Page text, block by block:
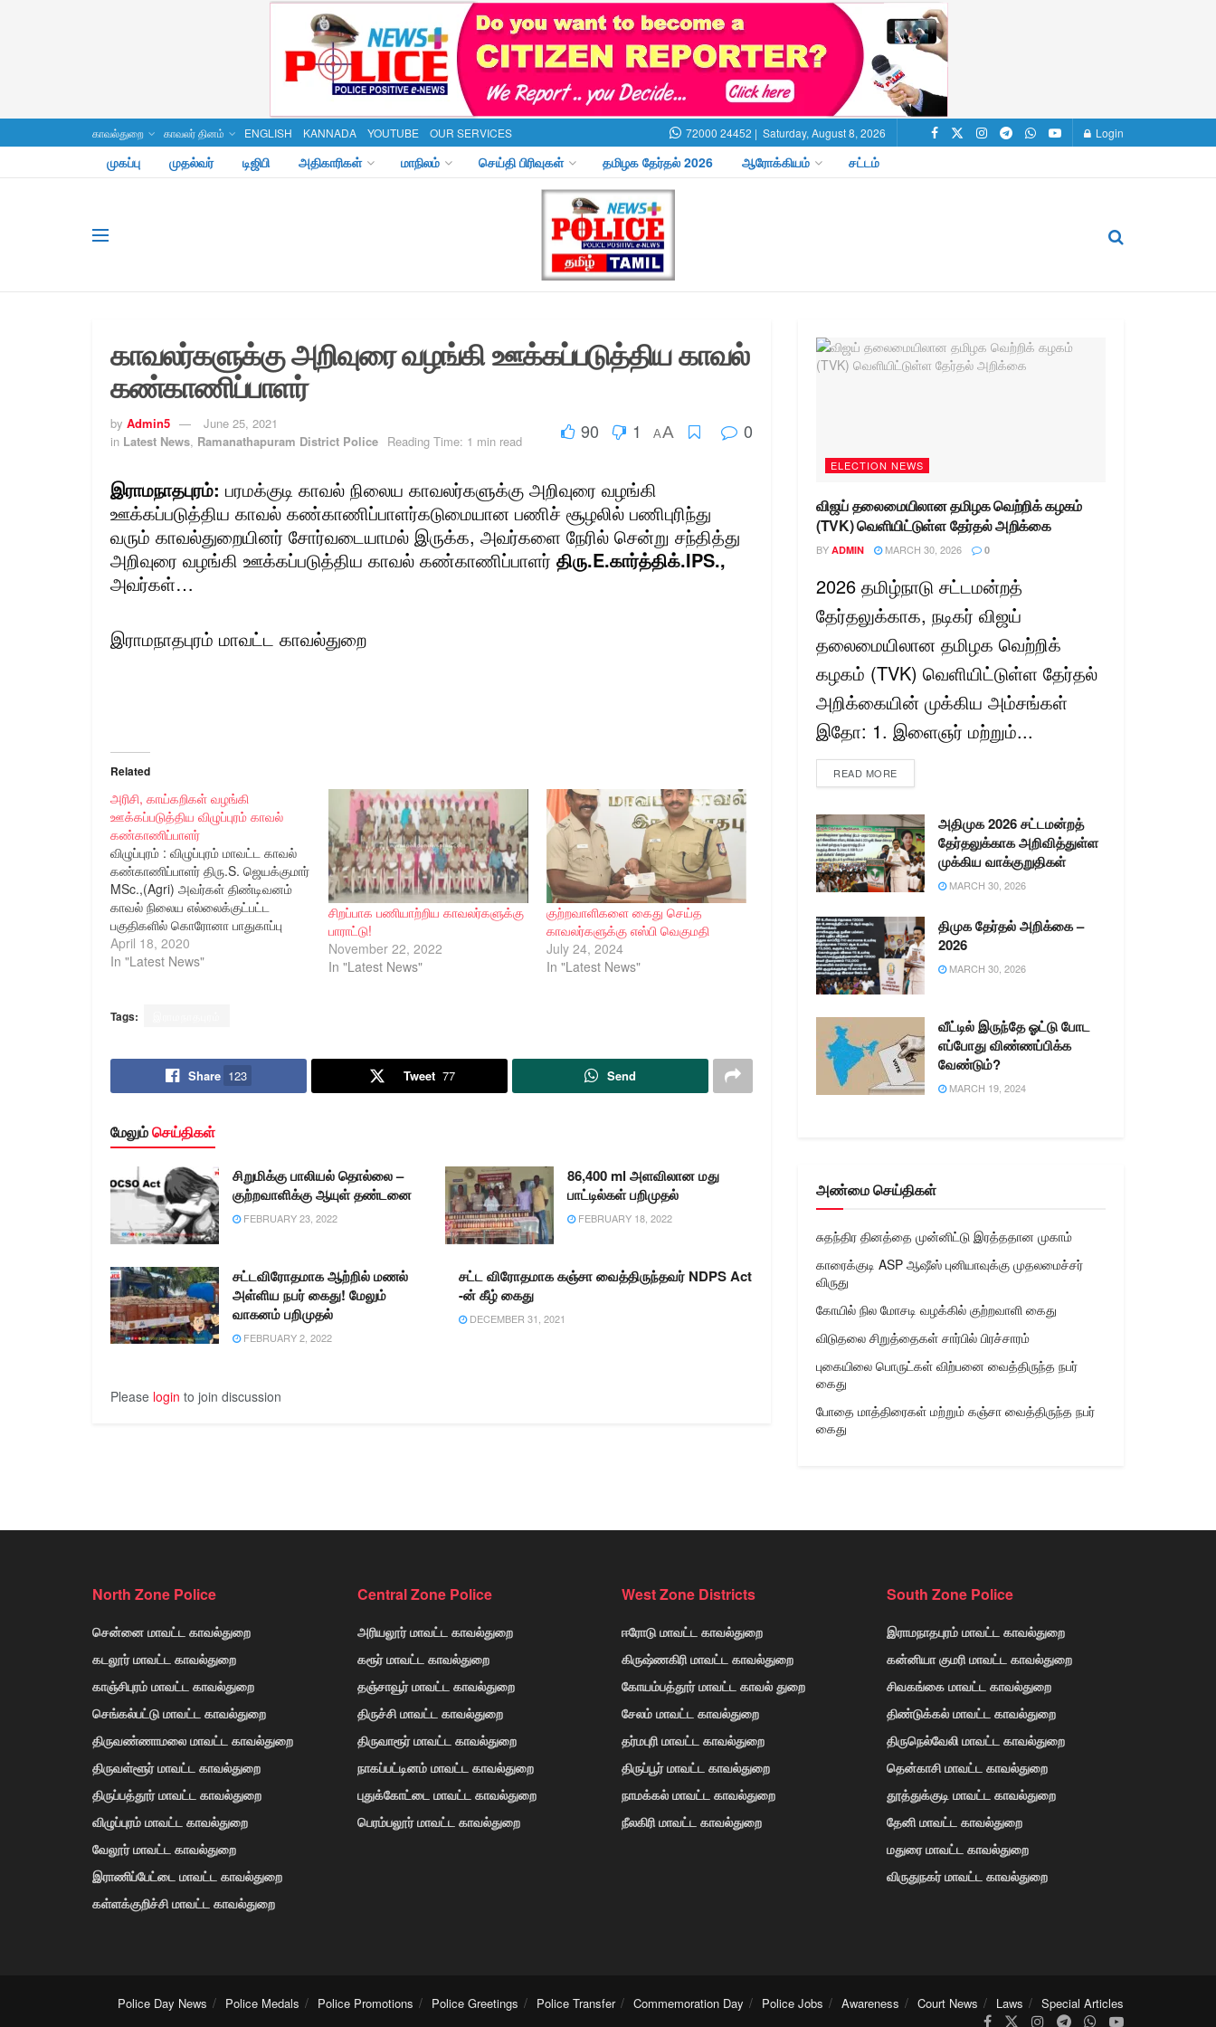
காவல்துறை காவலர் தினம் ENGLISH KANNADA YOUTUBE OUR SERVICES 72000 24452 | Saturday, August 8, 2026 Login
முகப்பு முதல்வர் டிஜிபி அதிகாரிகள் மாநிலம் செய்தி பிரிவுகள் தமிழக தேர்தல் 2026 ஆரோக்கியம் சட்டம்
காவலர்களுக்கு அறிவுரை வழங்கி ஊக்கப்படுத்திய காவல்
கண்காணிப்பாளர்
by Admin5
June 25, 2021
in Latest News, Ramanathapuram District Police Reading Time: 1 min read 90 1 AA 0
இராமநாதபுரம்: பரமக்குடி காவல் நிலைய காவலர்களுக்கு அறிவுரை வழங்கி
ஊக்கப்படுத்திய காவல் கண்காணிப்பாளர்கடுமையான பணிச் சூழலில் பணிபுரிந்து
வரும் காவல்துறையினர் சோர்வடையாமல் இருக்க, அவர்களை நேரில் சென்று சந்தித்து
அறிவுரை வழங்கி ஊக்கப்படுத்திய காவல் கண்காணிப்பாளர் திரு.E.கார்த்திக்.IPS.,
அவர்கள்…
இராமநாதபுரம் மாவட்ட காவல்துறை
Related
அரிசி, காய்கறிகள் வழங்கி
ஊக்கப்படுத்திய விழுப்புரம் காவல்
கண்காணிப்பாளர்
விழுப்புரம் : விழுப்புரம் மாவட்ட காவல்
கண்காணிப்பாளர் திரு.S. ஜெயக்குமார்
MSc.,(Agri) அவர்கள் திண்டிவனம்
காவல் நிலைய எல்லைக்குட்பட்ட
பகுதிகளில் கொரோனா பாதுகாப்பு
பணிகளில் ஈடுபட்டிருக்கும் காவலர்
நண்பர் குழு (Fop), மற்றும் தன்னார்வ
பாதுகாப்பாக பணிபுரிய ஆலோசனை
கோணங்கி பாளையத்தில்
இயங்கிவரும் கிருபாலயா நலம்
உள்ளவர்களுக்கு…
April 18, 2020
In "Latest News"
சிறப்பாக பணியாற்றிய காவலர்களுக்கு
பாராட்டு!
November 22, 2022
In "Latest News"
குற்றவாளிகளை கைது செய்த
காவலர்களுக்கு எஸ்பி வெகுமதி
July 24, 2024
In "Latest News"
Tags:
Share 123 Tweet 77 Send
மேலும்செய்திகள்
சிறுமிக்கு பாலியல் தொல்லை –
குற்றவாளிக்கு ஆயுள் தண்டனை
FEBRUARY 23, 2022
86,400 ml அளவிலான மது
பாட்டில்கள் பறிமுதல்
FEBRUARY 18, 2022
சட்டவிரோதமாக ஆற்றில் மணல்
அள்ளிய நபர் கைது! மேலும்
வாகனம் பறிமுதல்
FEBRUARY 2, 2022
சட்ட விரோதமாக கஞ்சா வைத்திருந்தவர் NDPS Act
-ன் கீழ் கைது
DECEMBER 31, 2021
Please login to join discussion
ELECTION NEWS
விஜய் தலைமையிலான தமிழக வெற்றிக் கழகம்
(TVK) வெளியிட்டுள்ள தேர்தல் அறிக்கை
BY ADMIN MARCH 30, 2026 0
2026 தமிழ்நாடு சட்டமன்றத்
தேர்தலுக்காக, நடிகர் விஜய்
தலைமையிலான தமிழக வெற்றிக்
கழகம் (TVK) வெளியிட்டுள்ள தேர்தல்
அறிக்கையின் முக்கிய அம்சங்கள்
இதோ: 1. இளைஞர் மற்றும்...
READ MORE
அதிமுக 2026 சட்டமன்றத்
தேர்தலுக்காக அறிவித்துள்ள
முக்கிய வாக்குறுதிகள்
MARCH 30, 2026
திமுக தேர்தல் அறிக்கை –
2026
MARCH 30, 2026
வீட்டில் இருந்தே ஓட்டு போட
எப்போது விண்ணப்பிக்க
வேண்டும்?
MARCH 19, 2024
அண்மை செய்திகள்
சுதந்திர தினத்தை முன்னிட்டு இரத்ததான முகாம்
காரைக்குடி ASP ஆஷீஸ் புனியாவுக்கு முதலமைச்சர்
விருது
கோயில் நில மோசடி வழக்கில் குற்றவாளி கைது
விடுதலை சிறுத்தைகள் சார்பில் பிரச்சாரம்
புகையிலை பொருட்கள் விற்பனை வைத்திருந்த நபர்
கைது
போதை மாத்திரைகள் மற்றும் கஞ்சா வைத்திருந்த நபர்
கைது
North Zone Police
சென்னை மாவட்ட காவல்துறை
கடலூர் மாவட்ட காவல்துறை
காஞ்சிபுரம் மாவட்ட காவல்துறை
செங்கல்பட்டு மாவட்ட காவல்துறை
திருவண்ணாமலை மாவட்ட காவல்துறை
திருவள்ளூர் மாவட்ட காவல்துறை
திருப்பத்தூர் மாவட்ட காவல்துறை
விழுப்புரம் மாவட்ட காவல்துறை
வேலூர் மாவட்ட காவல்துறை
இராணிப்பேட்டை மாவட்ட காவல்துறை
கள்ளக்குறிச்சி மாவட்ட காவல்துறை
Central Zone Police
அரியலூர் மாவட்ட காவல்துறை
கரூர் மாவட்ட காவல்துறை
தஞ்சாவூர் மாவட்ட காவல்துறை
திருச்சி மாவட்ட காவல்துறை
திருவாரூர் மாவட்ட காவல்துறை
நாகப்பட்டினம் மாவட்ட காவல்துறை
புதுக்கோட்டை மாவட்ட காவல்துறை
பெரம்பலூர் மாவட்ட காவல்துறை
West Zone Districts
ஈரோடு மாவட்ட காவல்துறை
கிருஷ்ணகிரி மாவட்ட காவல்துறை
கோயம்பத்தூர் மாவட்ட காவல் துறை
சேலம் மாவட்ட காவல்துறை
தர்மபுரி மாவட்ட காவல்துறை
திருப்பூர் மாவட்ட காவல்துறை
நாமக்கல் மாவட்ட காவல்துறை
நீலகிரி மாவட்ட காவல்துறை
South Zone Police
இராமநாதபுரம் மாவட்ட காவல்துறை
கன்னியா குமரி மாவட்ட காவல்துறை
சிவகங்கை மாவட்ட காவல்துறை
திண்டுக்கல் மாவட்ட காவல்துறை
திருநெல்வேலி மாவட்ட காவல்துறை
தென்காசி மாவட்ட காவல்துறை
தூத்துக்குடி மாவட்ட காவல்துறை
தேனி மாவட்ட காவல்துறை
மதுரை மாவட்ட காவல்துறை
விருதுநகர் மாவட்ட காவல்துறை
Police Day News Police Medals Police Promotions Police Greetings Police Transfer Commemoration Day Police Jobs Awareness Court News Laws Special Articles